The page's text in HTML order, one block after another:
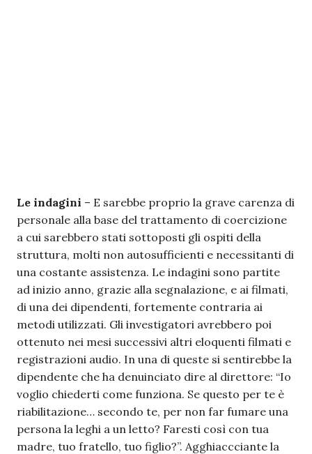
Le indagini – E sarebbe proprio la grave carenza di
personale alla base del trattamento di coercizione
a cui sarebbero stati sottoposti gli ospiti della
struttura, molti non autosufficienti e necessitanti di
una costante assistenza. Le indagini sono partite
ad inizio anno, grazie alla segnalazione, e ai filmati,
di una dei dipendenti, fortemente contraria ai
metodi utilizzati. Gli investigatori avrebbero poi
ottenuto nei mesi successivi altri eloquenti filmati e
registrazioni audio. In una di queste si sentirebbe la
dipendente che ha denuinciato dire al direttore: “Io
voglio chiederti come funziona. Se questo per te è
riabilitazione… secondo te, per non far fumare una
persona la leghi a un letto? Faresti così con tua
madre, tuo fratello, tuo figlio?”. Agghiaccciante la